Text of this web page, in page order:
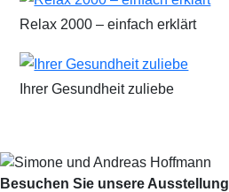
Relax 2000 – einfach erklärt
Ihrer Gesundheit zuliebe
Besuchen Sie unsere Ausstellung